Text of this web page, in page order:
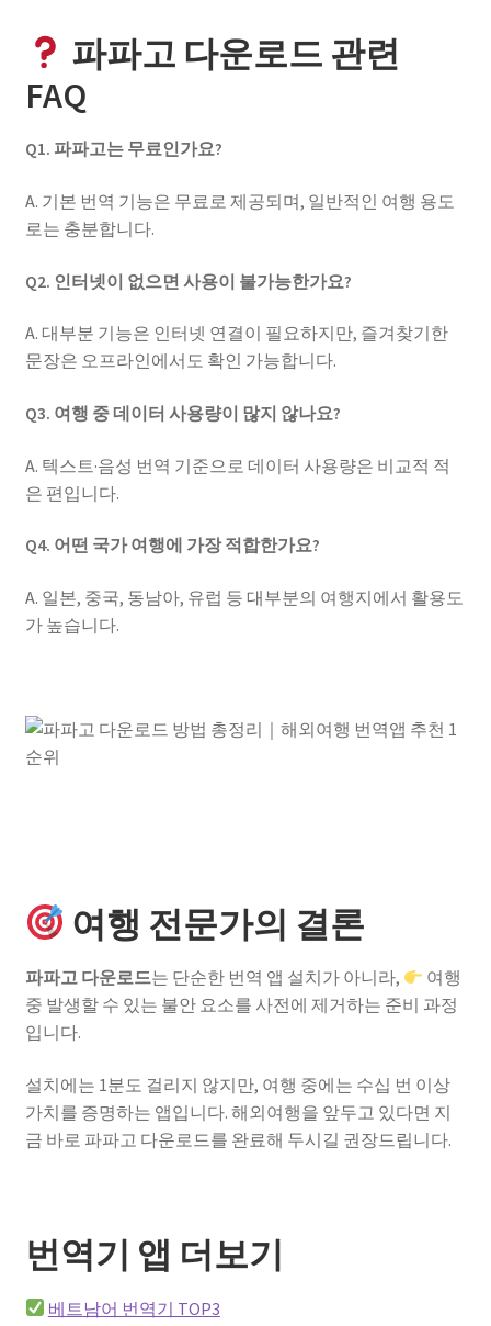
파파고 다운로드 관련
FAQ
Q1. 파파고는 무료인가요?
A. 기본 번역 기능은 무료로 제공되며, 일반적인 여행 용도
로는 충분합니다.
Q2. 인터넷이 없으면 사용이 불가능한가요?
A. 대부분 기능은 인터넷 연결이 필요하지만, 즐겨찾기한
문장은 오프라인에서도 확인 가능합니다.
Q3. 여행 중 데이터 사용량이 많지 않나요?
A. 텍스트·음성 번역 기준으로 데이터 사용량은 비교적 적
은 편입니다.
Q4. 어떤 국가 여행에 가장 적합한가요?
A. 일본, 중국, 동남아, 유럽 등 대부분의 여행지에서 활용도
가 높습니다.
여행 전문가의 결론
파파고 다운로드는 단순한 번역 앱 설치가 아니라,
여행
중 발생할 수 있는 불안 요소를 사전에 제거하는 준비 과정
입니다.
설치에는 1분도 걸리지 않지만, 여행 중에는 수십 번 이상
가치를 증명하는 앱입니다. 해외여행을 앞두고 있다면 지
금 바로 파파고 다운로드를 완료해 두시길 권장드립니다.
번역기 앱 더보기
베트남어 번역기 TOP3